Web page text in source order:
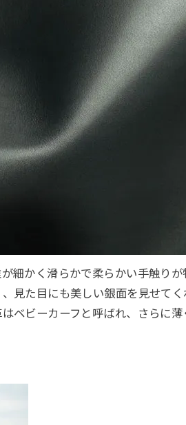
細かく滑らかで柔らかい手触りが
見た目にも美しい銀面を見せてく
ベビーカーフと呼ばれ、さらに